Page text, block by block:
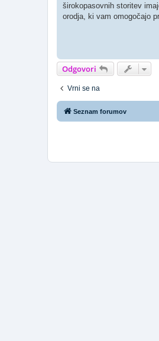
v
o
r
širokopasovnih storitev
orodja, ki vam omogočajo
Odgovori
Vrni se na
Seznam forumov